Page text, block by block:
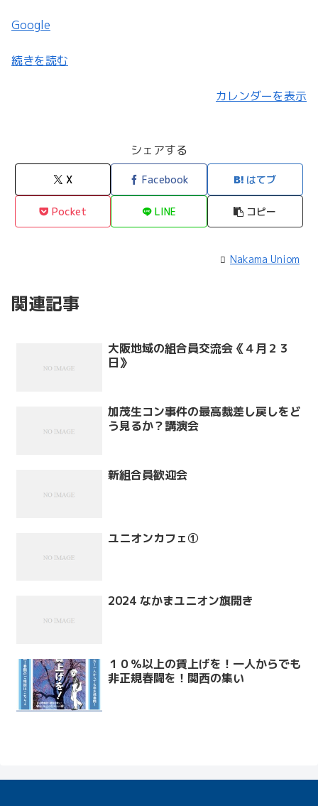
ン
（交
Google
続きを読む
カレンダーを表示
シェアする
X Facebook はてブ
Pocket LINE コピー
Nakama Uniom
関連記事
大阪地域の組合員交流会《４月２３
日》
加茂生コン事件の最高裁差し戻しをど
う見るか？講演会
新組合員歓迎会
ユニオンカフェ①
2024 なかまユニオン旗開き
１０％以上の賃上げを！一人からでも
非正規春闘を！関西の集い